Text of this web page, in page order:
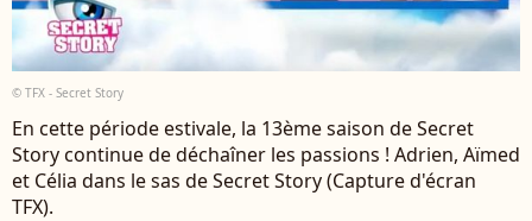
© TFX - Secret Story
En cette période estivale, la 13ème saison de Secret
Story continue de déchaîner les passions ! Adrien, Aïmed
et Célia dans le sas de Secret Story (Capture d'écran
TFX).